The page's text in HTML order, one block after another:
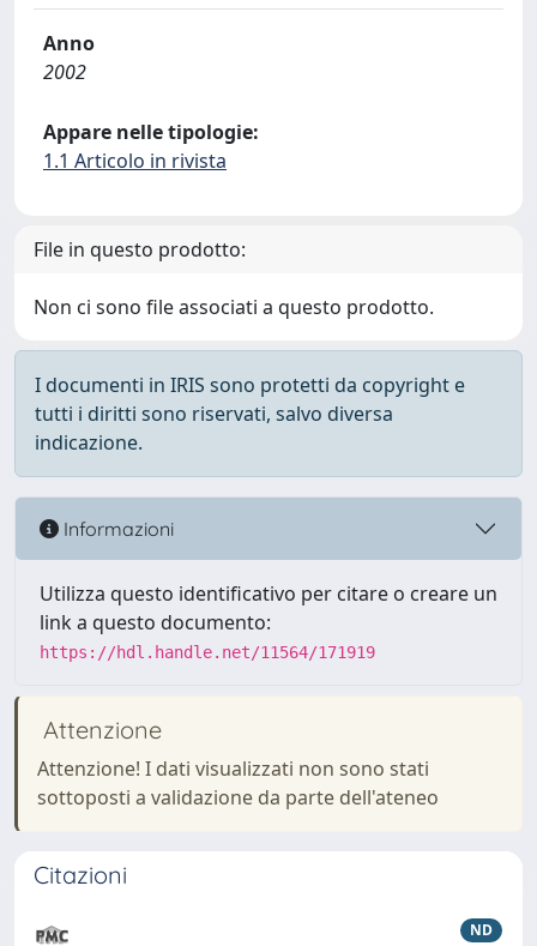
Anno
2002
Appare nelle tipologie:
1.1 Articolo in rivista
File in questo prodotto:
Non ci sono file associati a questo prodotto.
I documenti in IRIS sono protetti da copyright e
tutti i diritti sono riservati, salvo diversa
indicazione.
Informazioni
Utilizza questo identificativo per citare o creare un
link a questo documento:
https://hdl.handle.net/11564/171919
Attenzione
Attenzione! I dati visualizzati non sono stati
sottoposti a validazione da parte dell'ateneo
Citazioni
ND